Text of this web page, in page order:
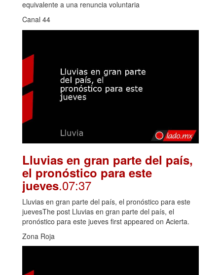
equivalente a una renuncia voluntaria
Canal 44
Lluvias en gran parte del país,
el pronóstico para este
jueves.07:37
Lluvias en gran parte del país, el pronóstico para este
juevesThe post Lluvias en gran parte del país, el
pronóstico para este jueves first appeared on Acierta.
Zona Roja